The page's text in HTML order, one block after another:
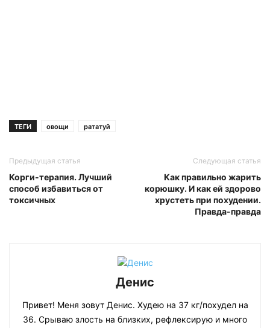
ТЕГИ овощи рататуй
Предыдущая статья
Корги-терапия. Лучший
способ избавиться от
токсичных
Следующая статья
Как правильно жарить
корюшку. И как ей здорово
хрустеть при похудении.
Правда-правда
Денис
Привет! Меня зовут Денис. Худею на 37 кг/похудел на
36. Срываю злость на близких, рефлексирую и много